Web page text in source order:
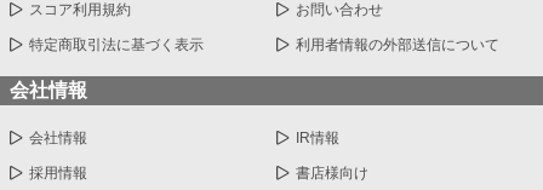
スコア利用規約 お問い合わせ
特定商取引法に基づく表示 利用者情報の外部送信について
会社情報
会社情報 IR情報
採用情報 書店様向け